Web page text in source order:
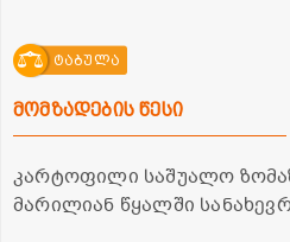
ტაბულა
მომზადების წესი
კარტოფილი საშუალო
მარილიან წყალში